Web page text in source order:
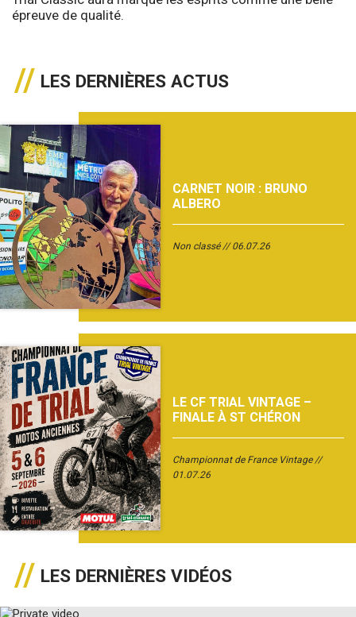
épreuve de qualité.
LES DERNIÈRES ACTUS
CARNET NOIR : BRUNO
ALBERO
Non classé 06.07.26
LE CF TRIAL VINTAGE –
FINALE À ST CHÉRON
Championnat de France Vintage
01.07.26
LES DERNIÈRES VIDÉOS